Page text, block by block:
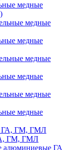
медные
медные
медные
медные
ГМ, ГМЛ